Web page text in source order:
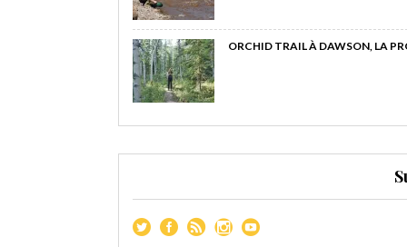
ORCHID TRAIL À DAWSON, LA